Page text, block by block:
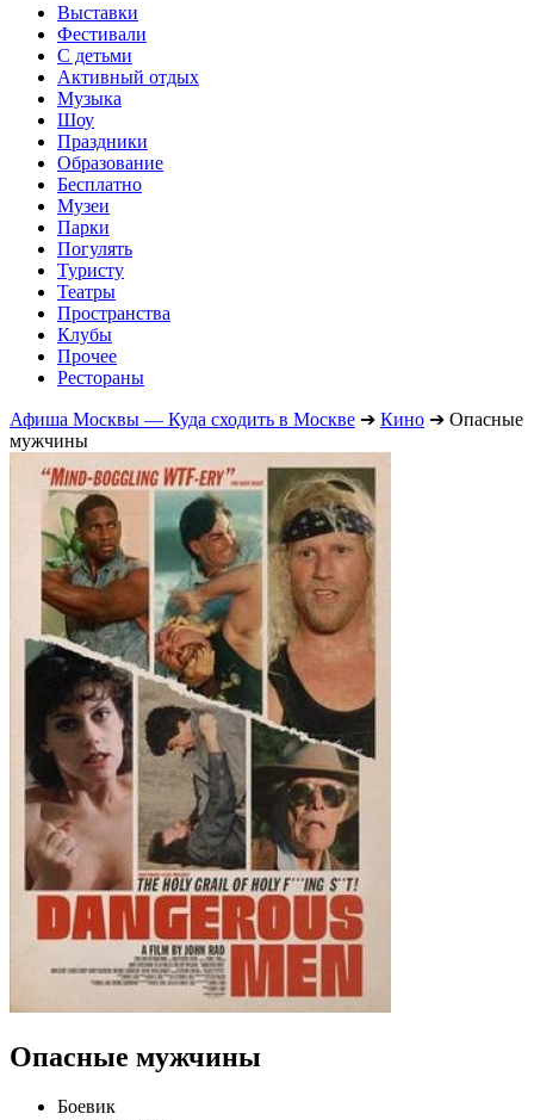
Выставки
Фестивали
С детьми
Активный отдых
Музыка
Шоу
Праздники
Образование
Бесплатно
Музеи
Парки
Погулять
Туристу
Театры
Пространства
Клубы
Прочее
Рестораны
Афиша Москвы — Куда сходить в Москве ➔ Кино ➔ Опасные
мужчины
Опасные мужчины
Боевик